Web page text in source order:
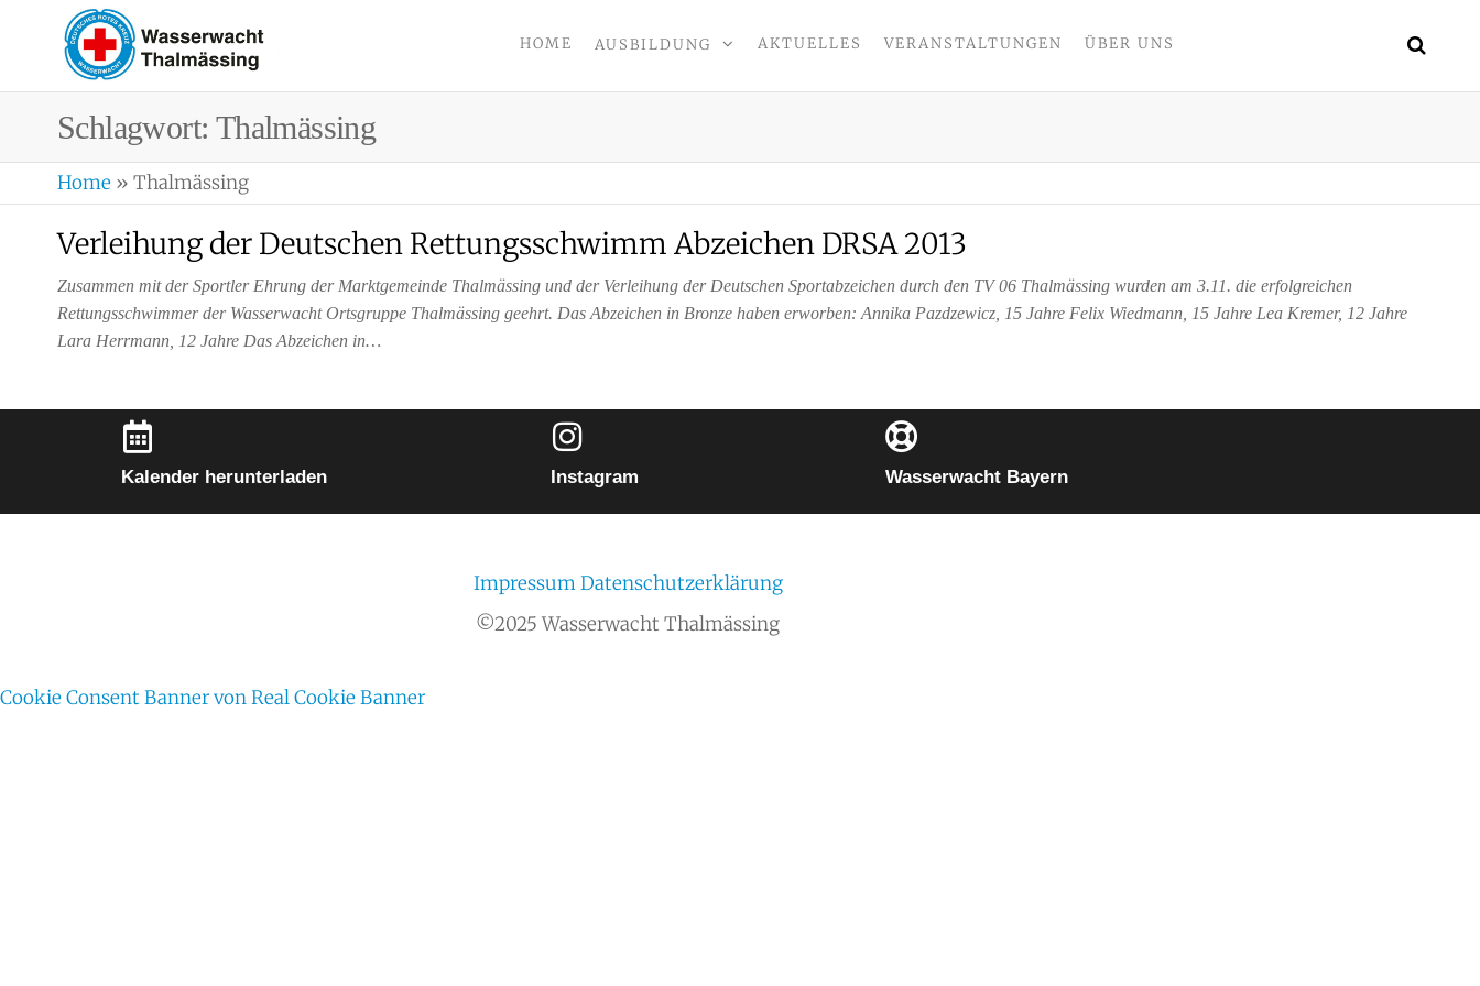
HOME AUSBILDUNG AKTUELLES VERANSTALTUNGEN ÜBER UNS
Schlagwort: Thalmässing
Home » Thalmässing
Verleihung der Deutschen Rettungsschwimm Abzeichen DRSA 2013
Zusammen mit der Sportler Ehrung der Marktgemeinde Thalmässing und der Verleihung der Deutschen Sportabzeichen durch den TV 06 Thalmässing wurden am 3.11. die erfolgreichen
Rettungsschwimmer der Wasserwacht Ortsgruppe Thalmässing geehrt. Das Abzeichen in Bronze haben erworben: Annika Pazdzewicz, 15 Jahre Felix Wiedmann, 15 Jahre Lea Kremer, 12 Jahre
Lara Herrmann, 12 Jahre Das Abzeichen in…
Kalender herunterladen Instagram Wasserwacht Bayern
ImpressumDatenschutzerklärung
©2025 Wasserwacht Thalmässing
Cookie Consent Banner von Real Cookie Banner